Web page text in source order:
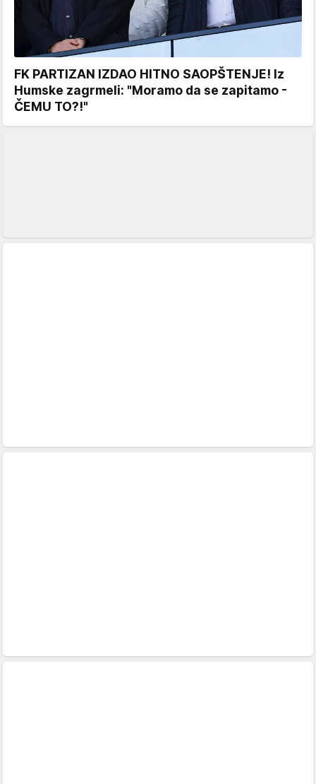
FK PARTIZAN IZDAO HITNO SAOPŠTENJE! Iz
Humske zagrmeli: "Moramo da se zapitamo -
ČEMU TO?!"